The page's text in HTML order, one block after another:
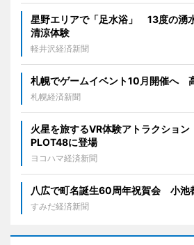
星野エリアで「足水浴」 13度の湧
清涼体験
軽井沢経済新聞
札幌でゲームイベント10月開催へ
札幌経済新聞
火星を旅するVR体験アトラクショ
PLOT48に登場
ヨコハマ経済新聞
八広で町名誕生60周年祝賀会 小池
すみだ経済新聞